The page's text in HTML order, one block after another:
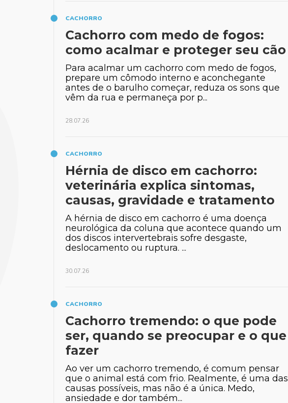
CACHORRO
Cachorro com medo de fogos:
como acalmar e proteger seu cão
Para acalmar um cachorro com medo de fogos,
prepare um cômodo interno e aconchegante
antes de o barulho começar, reduza os sons que
vêm da rua e permaneça por p...
28.07.26
CACHORRO
Hérnia de disco em cachorro:
veterinária explica sintomas,
causas, gravidade e tratamento
A hérnia de disco em cachorro é uma doença
neurológica da coluna que acontece quando um
dos discos intervertebrais sofre desgaste,
deslocamento ou ruptura. ...
30.07.26
CACHORRO
Cachorro tremendo: o que pode
ser, quando se preocupar e o que
fazer
Ao ver um cachorro tremendo, é comum pensar
que o animal está com frio. Realmente, é uma das
causas possíveis, mas não é a única. Medo,
ansiedade e dor também...
Viviane Cozzolino